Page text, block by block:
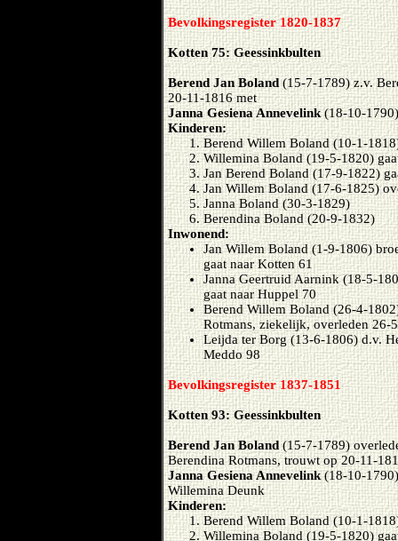
Bevolkingsregister 1820-1837
Kotten 75: Geessinkbulten
Berend Jan Boland(15-7-1789) z.v.
20-11-1816 met
Janna Gesiena Annevelink(18-10-
Kinderen:
Berend Willem Boland (10-1-
Willemina Boland (19-5-1820)
Jan Berend Boland (17-9-1822)
Jan Willem Boland (17-6-1825)
Janna Boland (30-3-1829)
Berendina Boland (20-9-1832)
Inwonend:
Jan Willem Boland (1-9-1806)
gaat naar Kotten 61
Janna Geertruid Aarnink (18-5-
gaat naar Huppel 70
Berend Willem Boland (26-4-
Rotmans, ziekelijk, overleden 26-
Leijda ter Borg (13-6-1806) d.v.
Meddo 98
Bevolkingsregister 1837-1851
Kotten 93: Geessinkbulten
Berend Jan Boland(15-7-1789)
Berendina Rotmans, trouwt op 20-11-
Janna Gesiena Annevelink(18-10-
Willemina Deunk
Kinderen:
Berend Willem Boland (10-1-
Willemina Boland (19-5-1820)